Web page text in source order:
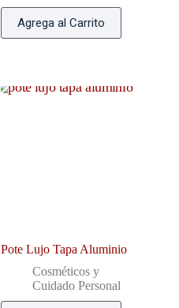
Agrega al Carrito
Pote Lujo Tapa Aluminio
Cosméticos y
Cuidado Personal